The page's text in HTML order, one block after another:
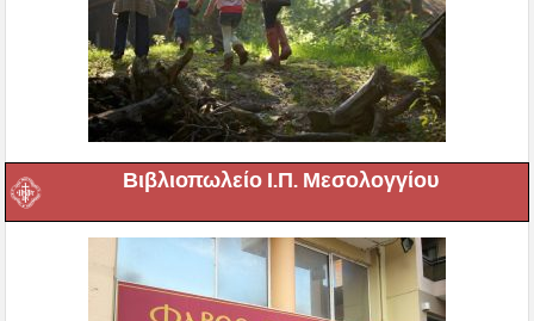
Βιβλιοπωλείο Ι.Π. Μεσολογγίου